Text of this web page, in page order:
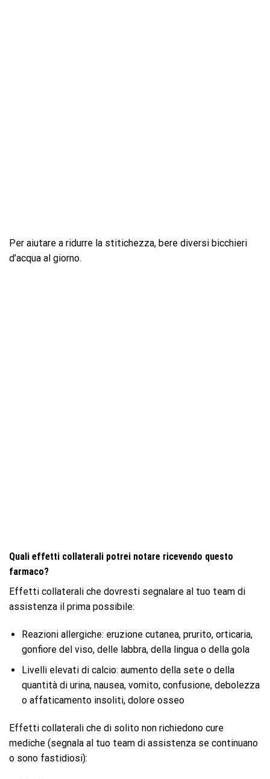
Per aiutare a ridurre la stitichezza, bere diversi bicchieri
d’acqua al giorno.
Quali effetti collaterali potrei notare ricevendo questo
farmaco?
Effetti collaterali che dovresti segnalare al tuo team di
assistenza il prima possibile:
Reazioni allergiche: eruzione cutanea, prurito, orticaria,
gonfiore del viso, delle labbra, della lingua o della gola
Livelli elevati di calcio: aumento della sete o della
quantità di urina, nausea, vomito, confusione, debolezza
o affaticamento insoliti, dolore osseo
Effetti collaterali che di solito non richiedono cure
mediche (segnala al tuo team di assistenza se continuano
o sono fastidiosi):